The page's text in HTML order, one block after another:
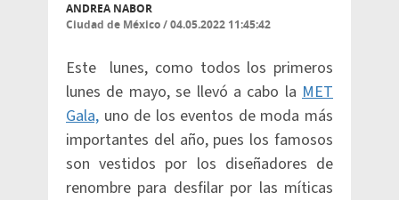
ANDREA NABOR
Ciudad de México/04.05.2022 11:45:42
Este lunes, como todos los primeros
lunes de mayo, se llevó a cabo la MET
Gala, uno de los eventos de moda más
importantes del año, pues los famosos
son vestidos por los diseñadores de
renombre para desfilar por las míticas